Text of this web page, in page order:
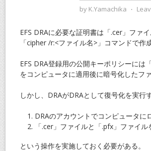
by K.Yamachika ⋅
EFS DRAに必要な証明書は「.cer」ファ
「cipher /r:<ファイル名>」コマンドで作
EFS DRA登録用の公開キーポリシーに
をコンピュータに適用後に暗号化したフ
しかし、DRAがDRAとして復号化を実行
DRAのアカウントでコンピュータに
「.cer」ファイルと「.pfx」ファイ
という操作を実施しておく必要がある。